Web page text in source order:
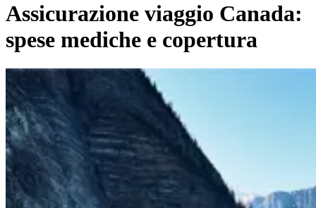
Assicurazione viaggio Canada:
spese mediche e copertura